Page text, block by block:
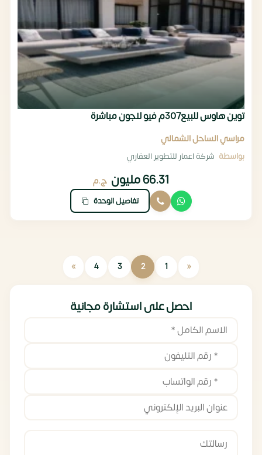
توين هاوس للبيع307م فيو لاجون مباشرة
مراسي الساحل الشمالي
بواسطة شركة اعمار للتطوير العقاري
66.31 مليون ج.م
تفاصيل الوحدة
«
1
2
3
4
»
احصل على استشارة مجانية